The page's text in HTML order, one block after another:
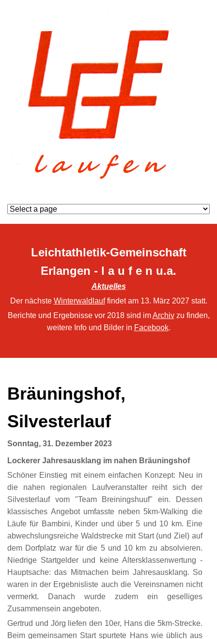
Leichtathletik-Gemeinschaft
Erlangen - l a u f e n u.a.
Aktuelles
Der nächste Winterwaldlauffindet am 13. März 2027 statt.
Berichte und Ergebnisse vor 2018 sind imArchivzu finden,
weitere Info und Bilder in Facebook.
Bräuningshof,
Silvesterlauf
Sonntag, 31. Dezember 2023
Lockerer Jahresausklang im nahen Bräuningshof
Schöner Einstieg mit einem einfachen Konzept: Neu in
die nahen regionalen Laufveranstalter reiht sich der
Silvesterlauf vom "Team Breiningshuuf" ein. Dessen
klassisches Angebot umfasste neben 5km-Walking die
Läufe für Bambini, Kinder und über 5 und 10 km. Eine
abwechslungsreiche Waldstrecke mit Start (und Ziel) auf
dem Dorfplatz war für die 5 und 10 km zu absolvieren.
Niedrige Startgelder und keine Altersklassenwertung -
Hauptsache: das Mitmachen beim Jahresausklang. So
waren in der Ergebnisliste auch die Vereinsnamen nicht
vermerkt. Danach wurde zudem ein geselliges
Zusammensein angeboten.
Gertrud und Jörg liefen den 10er, Hans die 5km-Strecke.
Beim gemeinsamen Start spurtete Hans wie üblich aus